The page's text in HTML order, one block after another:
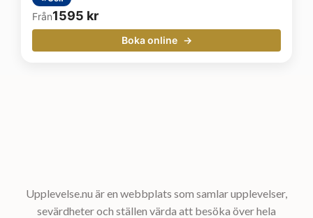
Från1595 kr
Boka online
Upplevelse.nu är en webbplats som samlar upplevelser,
sevärdheter och ställen värda att besöka över hela